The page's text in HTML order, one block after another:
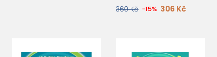
360 Kč -15% 306 Kč